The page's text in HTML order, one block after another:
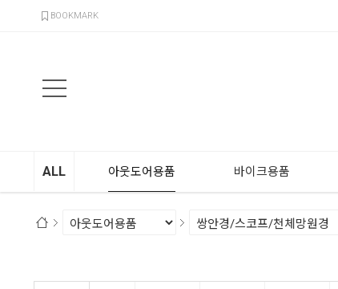
BOOKMARK
ALL 아웃도어용품 바이크용품